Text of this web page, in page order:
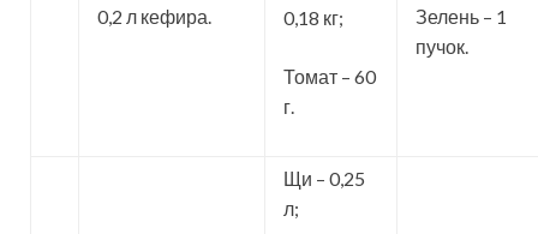
0,2 л кефира.
0,18 кг;
Томат – 60
г.
Зелень – 1
пучок.
Щи – 0,25
л;